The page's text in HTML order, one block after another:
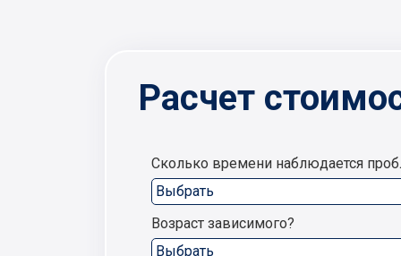
Расчет
Сколько времени наблюдается
Возраст зависимого?